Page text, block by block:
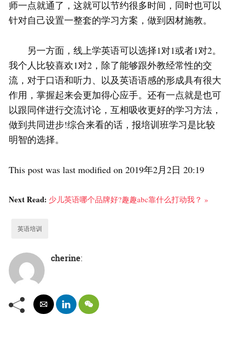
师一点就通了，这就可以节约很多时间，同时也可以
针对自己设置一整套的学习方案，做到因材施教。
另一方面，线上学英语可以选择1对1或者1对2。
我个人比较喜欢1对2，除了能够跟外教经常性的交
流，对于口语和听力、以及英语语感的形成具有很大
作用，掌握起来会更加得心应手。还有一点就是也可
以跟同伴进行交流讨论，互相吸收更好的学习方法，
做到共同进步!综合来看的话，报培训班学习是比较
明智的选择。
This post was last modified on 2019年2月2日 20:19
Next Read: 少儿英语哪个品牌好?趣趣abc靠什么打动我？ »
英语培训
cherine: